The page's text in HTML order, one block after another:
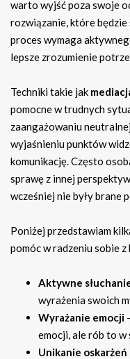
warto wyjść poza swoje
rozwiązanie, które
proces wymaga
lepsze zrozumienie
Techniki takie jak
pomocne w trudnych
zaangażowaniu
wyjaśnieniu punktów
komunikację. Często
sprawę z innej
wcześniej nie były brane
Poniżej przedstawiam
pomóc w radzeniu sobie
Aktywne
wyrażenia swoich
Wyrażanie emocji
emocji, ale rób to
Unikanie oskarżeń